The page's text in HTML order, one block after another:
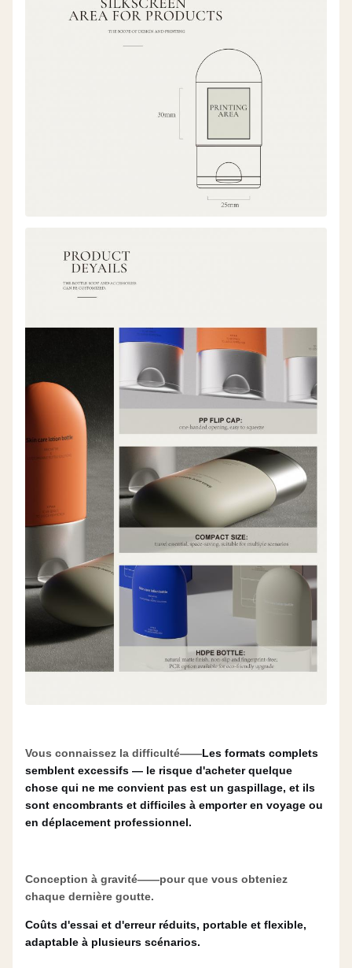
Vous connaissez la difficulté——Les formats complets
semblent excessifs — le risque d'acheter quelque
chose qui ne me convient pas est un gaspillage, et ils
sont encombrants et difficiles à emporter en voyage ou
en déplacement professionnel.
Conception à gravité——pour que vous obteniez
chaque dernière goutte.
Coûts d'essai et d'erreur réduits, portable et flexible,
adaptable à plusieurs scénarios.